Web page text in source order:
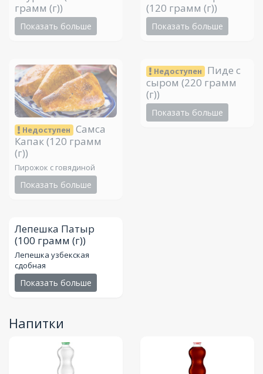
грамм (г))
Показать больше
(120 грамм (г))
Показать больше
Недоступен Самса
Капак(120 грамм
(г))
Пирожок с говядиной
Показать больше
Недоступен
Пиде с
сыром (220 грамм
(г))
Показать больше
Лепешка Патыр
(100 грамм (г))
Лепешка узбекская
сдобная
Показать больше
Напитки